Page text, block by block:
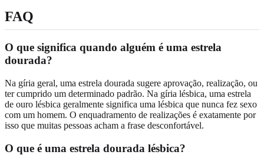
FAQ
O que significa quando alguém é uma estrela
dourada?
Na gíria geral, uma estrela dourada sugere aprovação, realização, ou
ter cumprido um determinado padrão. Na gíria lésbica, uma estrela
de ouro lésbica geralmente significa uma lésbica que nunca fez sexo
com um homem. O enquadramento de realizações é exatamente por
isso que muitas pessoas acham a frase desconfortável.
O que é uma estrela dourada lésbica?